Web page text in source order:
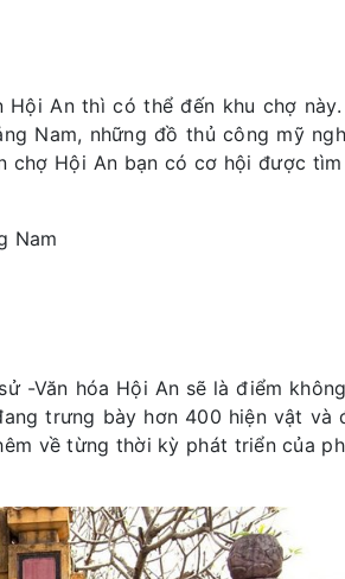
Hội An thì có thể đến khu chợ
Nam, những đồ thủ công mỹ
chợ Hội An bạn có cơ hội được tìm
Nam
-Văn hóa Hội An sẽ là điểm
trưng bày hơn 400 hiện vật và
về từng thời kỳ phát triển của